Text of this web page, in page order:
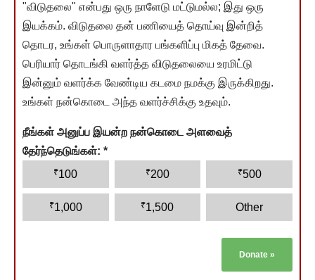
"விடுதலை" என்பது ஒரு நாளேடு மட்டுமல்ல; இது ஒரு
இயக்கம். விடுதலை தன் பணியைத் தொய்வு இன்றித்
தொடர, உங்கள் பொருளாதார பங்களிப்பு மிகத் தேவை.
பெரியார் தொடங்கி வளர்த்த விடுதலையை உரமிட்டு
இன்னும் வளர்க்க வேண்டிய கடமை நமக்கு இருக்கிறது.
உங்கள் நன்கொடை அந்த வளர்ச்சிக்கு உதவும்.
நீங்கள் அனுப்ப இயன்ற நன்கொடை அளவைத்
தேர்ந்தெடுங்கள்: *
₹100 ₹200 ₹500
₹1,000 ₹1,500 Other
Donate »